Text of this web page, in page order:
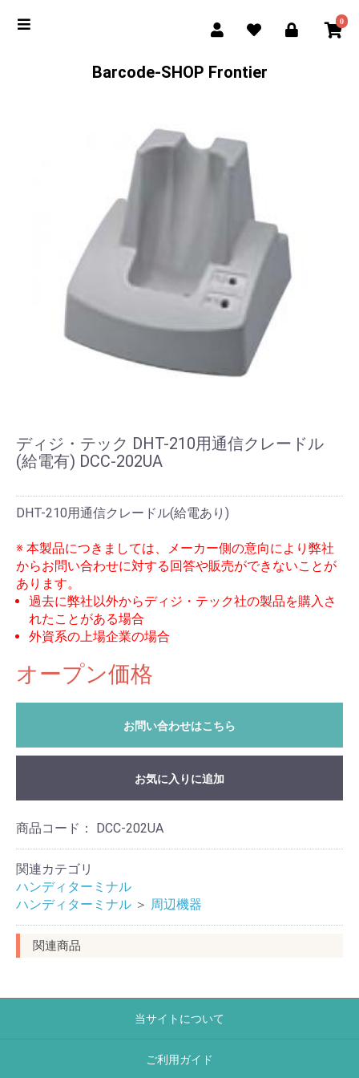
0
Barcode-SHOP Frontier
ディジ・テック DHT-210用通信クレードル
(給電有) DCC-202UA
DHT-210用通信クレードル(給電あり)
※ 本製品につきましては、メーカー側の意向により弊社
からお問い合わせに対する回答や販売ができないことが
あります。
過去に弊社以外からディジ・テック社の製品を購入さ
れたことがある場合
外資系の上場企業の場合
オープン価格
お問い合わせはこちら
お気に入りに追加
商品コード： DCC-202UA
関連カテゴリ
ハンディターミナル
ハンディターミナル ＞ 周辺機器
関連商品
当サイトについて
ご利用ガイド